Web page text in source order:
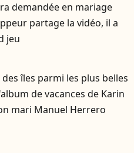
demandée en mariage
partage la vidéo, il a
jeu
îles parmi les plus belles
de vacances de Karin
mari Manuel Herrero